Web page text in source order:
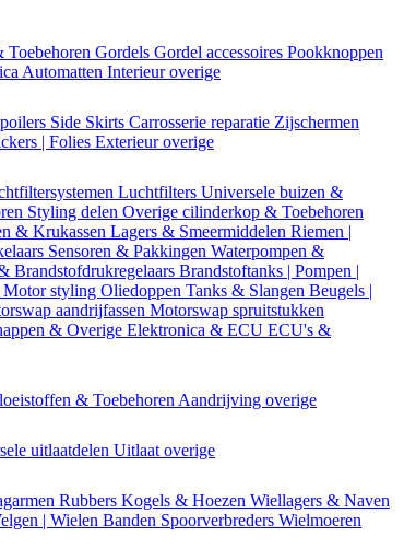
Toebehoren Gordels Gordel accessoires Pookknoppen
Automatten Interieur overige
Side Skirts Carrosserie reparatie Zijschermen
| Folies Exterieur overige
Luchtfilters Universele buizen &
Styling delen Overige cilinderkop & Toebehoren
& Krukassen Lagers & Smeermiddelen Riemen |
Sensoren & Pakkingen Waterpompen &
Brandstofdrukregelaars Brandstoftanks | Pompen |
Motor styling Oliedoppen Tanks & Slangen Beugels |
aandrijfassen Motorswap spruitstukken
& Overige Elektronica & ECU ECU's &
& Toebehoren Aandrijving overige
uitlaatdelen Uitlaat overige
Rubbers Kogels & Hoezen Wiellagers & Naven
| Wielen Banden Spoorverbreders Wielmoeren